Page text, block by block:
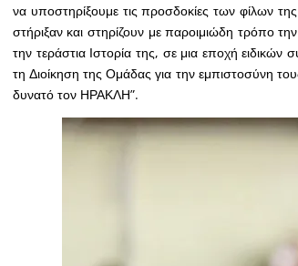
να υποστηρίξουμε τις προσδοκίες των φίλων
στήριξαν και στηρίζουν με παροιμιώδη τρόπο
την τεράστια Ιστορία της, σε μια εποχή
τη Διοίκηση της Ομάδας για την εμπιστοσύνη
δυνατό τον ΗΡΑΚΛΗ”.